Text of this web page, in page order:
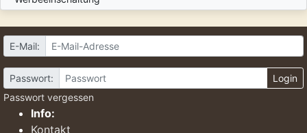
E-Mail:
Passwort:
Login
Passwort vergessen
Info:
Kontakt